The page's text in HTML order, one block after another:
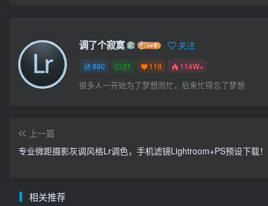
调了个寂寞 关注
880 21 119 114W+
很多人一开始为了梦想而忙，后来忙得忘了梦想
上一篇
专业微距摄影灰调风格Lr调色，手机滤镜Lightroom+PS预设下载！
相关推荐